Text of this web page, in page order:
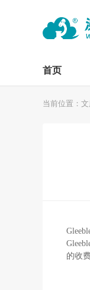
首页
当前位置：
的收